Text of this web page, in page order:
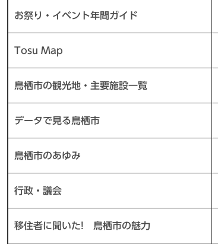
お祭り・イベント年間ガイド
Tosu Map
鳥栖市の観光地・主要施設一覧
データで見る鳥栖市
鳥栖市のあゆみ
行政・議会
移住者に聞いた! 鳥栖市の魅力